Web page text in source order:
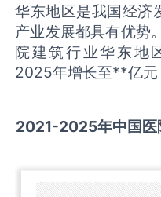
华东地区是我国经济
产业发展都具有优势
院建筑行业华东地
2025年增长至**亿元
2021-2025年中国